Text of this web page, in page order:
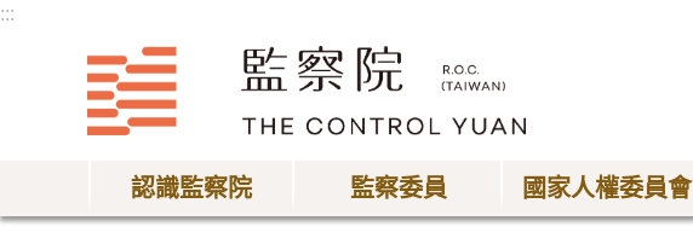
:::
認識監察院 監察委員 國家人權委員會